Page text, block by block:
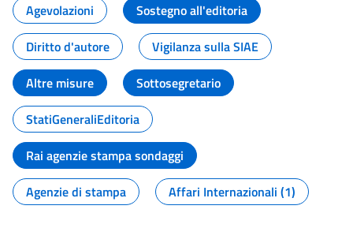
Agevolazioni
Sostegno all'editoria
Diritto d'autore
Vigilanza sulla SIAE
Altre misure
Sottosegretario
StatiGeneraliEditoria
Rai agenzie stampa sondaggi
Agenzie di stampa
Affari Internazionali (1)